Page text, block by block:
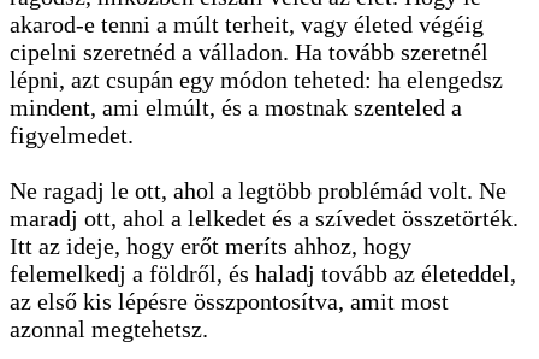
akarod-e tenni a múlt terheit, vagy életed végéig
cipelni szeretnéd a válladon. Ha tovább szeretnél
lépni, azt csupán egy módon teheted: ha elengedsz
mindent, ami elmúlt, és a mostnak szenteled a
figyelmedet.
Ne ragadj le ott, ahol a legtöbb problémád volt. Ne
maradj ott, ahol a lelkedet és a szívedet összetörték.
Itt az ideje, hogy erőt meríts ahhoz, hogy
felemelkedj a földről, és haladj tovább az életeddel,
az első kis lépésre összpontosítva, amit most
azonnal megtehetsz.